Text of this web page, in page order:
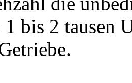
1 bis 2 tausen